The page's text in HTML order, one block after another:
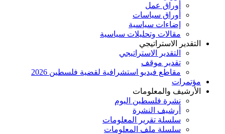
أوراق عمل
أوراق سياسات
إضاءات سياسية
مقالات وتحليلات سياسية
التقدير الاستراتيجي
التقدير الاستراتيجي
تقدير موقف
مقاطع فيديو استشرافية لقضية فلسطين 2026
مؤتمرات
الأرشيف والمعلومات
نشرة فلسطين اليوم
أرشيف النشرة
سلسلة تقرير المعلومات
سلسلة ملف المعلومات